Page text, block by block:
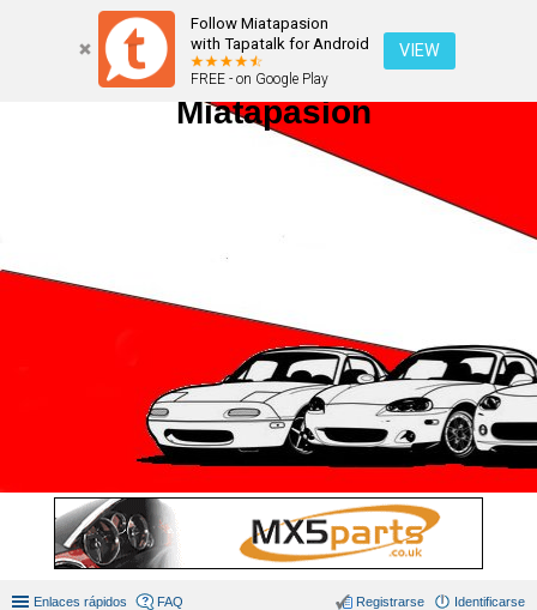
Follow Miatapasion
with Tapatalk for Android
FREE - on Google Play
VIEW
Miatapasion
Enlaces rápidos FAQ Identificarse
Registrarse